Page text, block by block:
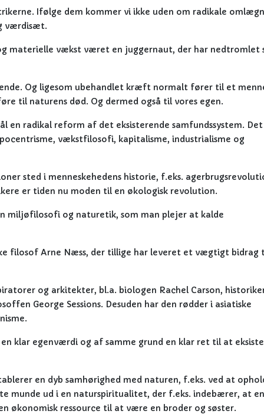
Ifølge dem kommer vi ikke uden om radikale
værdisæt.
materielle vækst været en juggernaut, der har nedtromlet
Og ligesom ubehandlet kræft normalt fører til et
til naturens død. Og dermed også til vores egen.
en radikal reform af det eksisterende samfundssystem. Det
vækstfilosofi, kapitalisme, industrialisme og
sted i menneskehedens historie, f.eks.
er tiden nu moden til en økologisk revolution.
miljøfilosofi og naturetik, som man plejer at kalde
filosof Arne Næss, der tillige har leveret et vægtigt bidrag
og arkitekter, bl.a. biologen Rachel Carson,
George Sessions. Desuden har den rødder i asiatiske
klar egenværdi og af samme grund en klar ret til at
en dyb samhørighed med naturen, f.eks. ved at
munde ud i en naturspiritualitet, der f.eks. indebærer, at en
ressource til at være en broder og søster.